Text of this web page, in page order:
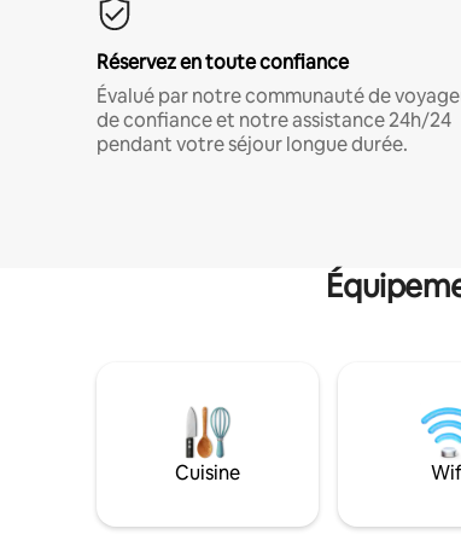
Réservez en toute confiance
Évalué par notre communauté de
de confiance et notre assistance 24h/24
pendant votre séjour longue durée.
Cuisine